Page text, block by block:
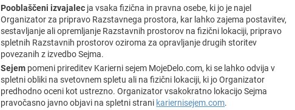
Pooblaščeni izvajalec ja vsaka fizična in pravna osebe, ki jo je najel
Organizator za pripravo Razstavnega prostora, kar lahko zajema postavitev,
sestavljanje ali opremljanje Razstavnih prostorov na fizični lokaciji, pripravo
spletnih Razstavnih prostorov oziroma za opravljanje drugih storitev
povezanih z izvedbo Sejma.
Sejem pomeni prireditev Karierni sejem MojeDelo.com, ki se lahko odvija v
spletni obliki na svetovnem spletu ali na fizični lokaciji, ki jo Organizator
predhodno oceni kot ustrezno. Organizator vsakokratno lokacijo Sejma
pravočasno javno objavi na spletni strani kariernisejem.com.